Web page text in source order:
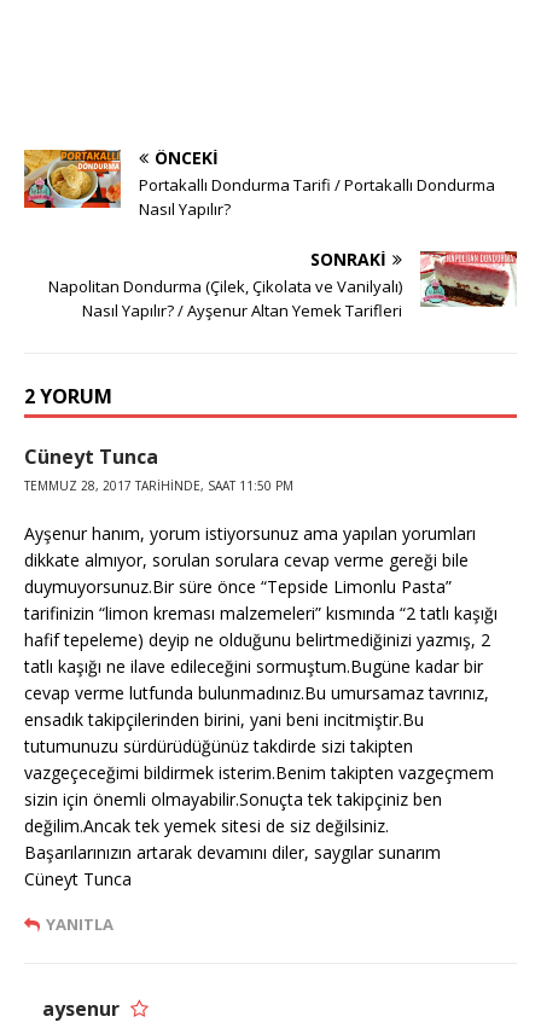
ÖNCEKI
Portakallı Dondurma Tarifi / Portakallı Dondurma
Nasıl Yapılır?
SONRAKI
Napolitan Dondurma (Çilek, Çikolata ve Vanilyalı)
Nasıl Yapılır? / Ayşenur Altan Yemek Tarifleri
2 YORUM
Cüneyt Tunca
TEMMUZ 28, 2017 TARIHINDE, SAAT 11:50 PM
Ayşenur hanım, yorum istiyorsunuz ama yapılan yorumları
dikkate almıyor, sorulan sorulara cevap verme gereği bile
duymuyorsunuz.Bir süre önce “Tepside Limonlu Pasta”
tarifinizin “limon kreması malzemeleri” kısmında “2 tatlı kaşığı
hafif tepeleme) deyip ne olduğunu belirtmediğinizi yazmış, 2
tatlı kaşığı ne ilave edileceğini sormuştum.Bugüne kadar bir
cevap verme lutfunda bulunmadınız.Bu umursamaz tavrınız,
ensadık takipçilerinden birini, yani beni incitmiştir.Bu
tutumunuzu sürdürüdüğünüz takdirde sizi takipten
vazgeçeceğimi bildirmek isterim.Benim takipten vazgeçmem
sizin için önemli olmayabilir.Sonuçta tek takipçiniz ben
değilim.Ancak tek yemek sitesi de siz değilsiniz.
Başarılarınızın artarak devamını diler, saygılar sunarım
Cüneyt Tunca
YANITLA
aysenur